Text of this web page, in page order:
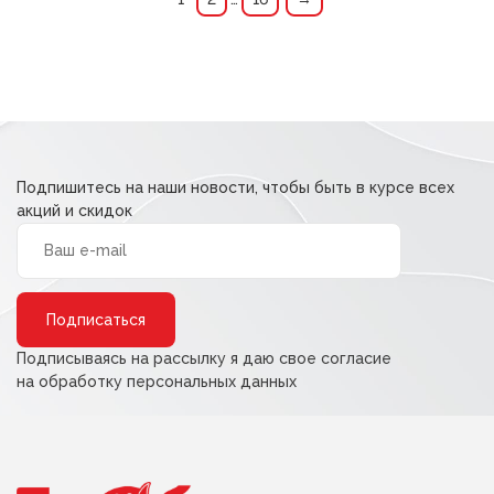
Подпишитесь на наши новости, чтобы быть в курсе всех
акций и скидок
Подписываясь на рассылку я даю свое согласие
на обработку персональных данных